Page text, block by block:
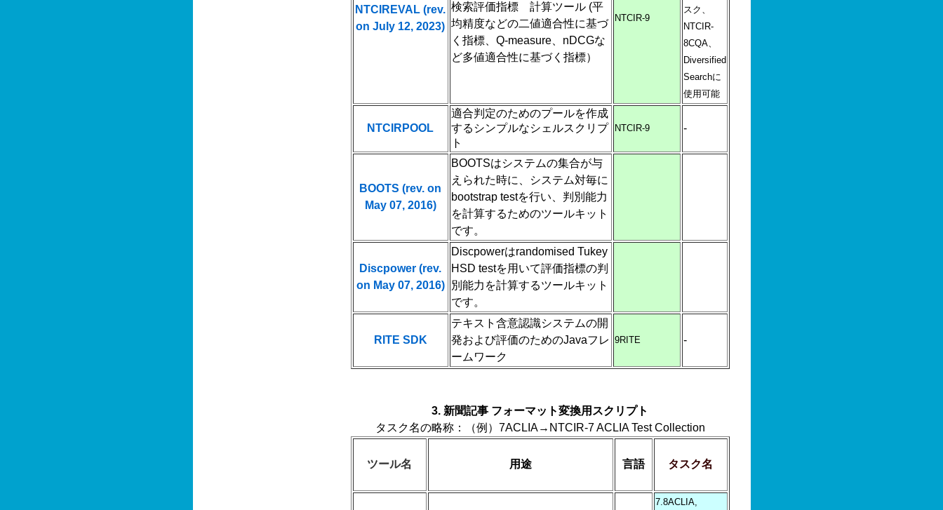
NTCIREVAL (rev.
on July 12, 2023)
検索評価指標 計算ツール (平
均精度などの二値適合性に基づ
く指標、Q-measure、nDCGな
ど多値適合性に基づく指標）
NTCIR-9
スク、
NTCIR-
8CQA、
Diversified
Searchに
使用可能
NTCIRPOOL
適合判定のためのプールを作成
するシンプルなシェルスクリプ
ト
NTCIR-9 -
BOOTS (rev. on
May 07, 2016)
BOOTSはシステムの集合が与
えられた時に、システム対毎に
bootstrap testを行い、判別能力
を計算するためのツールキット
です。
Discpower (rev.
on May 07, 2016)
Discpowerはrandomised Tukey
HSD testを用いて評価指標の判
別能力を計算するツールキット
です。
RITE SDK
テキスト含意認識システムの開
発および評価のためのJavaフレ
ームワーク
9RITE -
3. 新聞記事 フォーマット変換用スクリプト
タスク名の略称：（例）7ACLIA→NTCIR-7 ACLIA Test Collection
ツール名 用途 言語 タスク名
7.8ACLIA,